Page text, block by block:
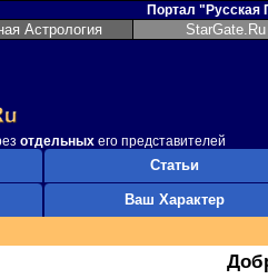
Портал "Русская
Астрология
отдельных его представителей
Статьи
Ваш Характер